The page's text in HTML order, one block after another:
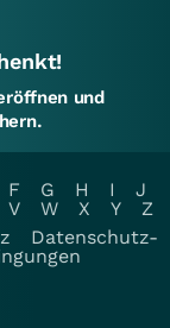
und
F G H I
J
V W X Y
Z
Datenschutz-